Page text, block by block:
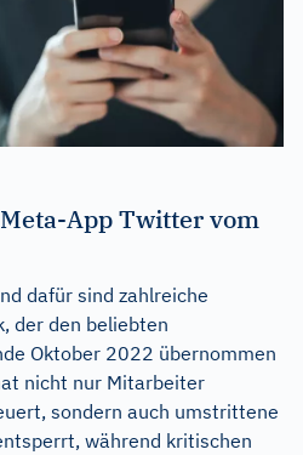
App Twitter vom
dafür sind zahlreiche
der den beliebten
Oktober 2022 übernommen
nicht nur Mitarbeiter
sondern auch umstrittene
während kritischen